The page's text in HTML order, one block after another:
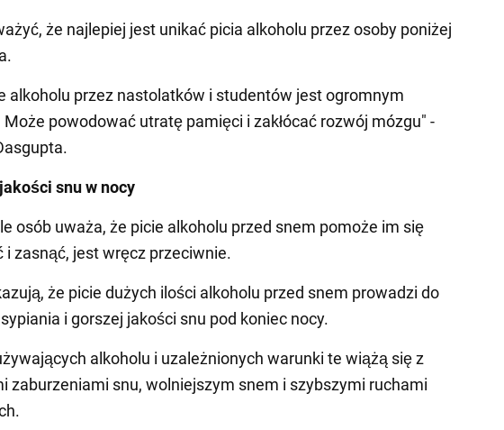
że najlepiej jest unikać picia alkoholu przez osoby poniżej
alkoholu przez nastolatków i studentów jest ogromnym
powodować utratę pamięci i zakłócać rozwój mózgu" -
snu w nocy
osób uważa, że picie alkoholu przed snem pomoże im się
i zasnąć, jest wręcz przeciwnie.
że picie dużych ilości alkoholu przed snem prowadzi do
i gorszej jakości snu pod koniec nocy.
alkoholu i uzależnionych warunki te wiążą się z
zaburzeniami snu, wolniejszym snem i szybszymi ruchami